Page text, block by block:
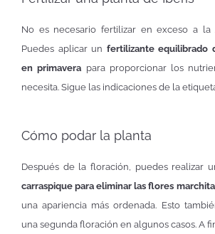
No es necesario fertilizar en exceso a la
Puedes aplicar un fertilizante equilibrado
en primavera para proporcionar los
necesita. Sigue las indicaciones de la
Cómo podar la planta
Después de la floración, puedes realizar
carraspique para eliminar las flores
una apariencia más ordenada. Esto
una segunda floración en algunos casos. A